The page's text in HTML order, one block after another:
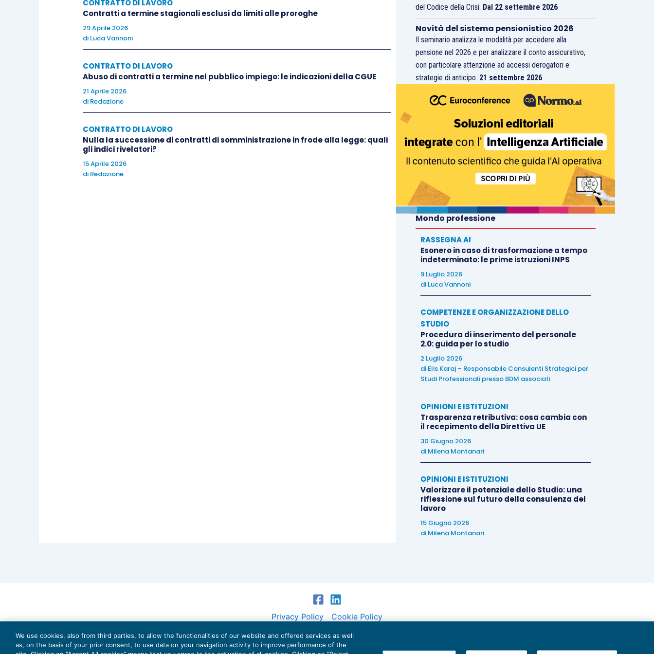
CONTRATTO DI LAVORO
Contratti a termine stagionali esclusi da limiti alle proroghe
29 Aprile 2026
di Luca Vannoni
CONTRATTO DI LAVORO
Abuso di contratti a termine nel pubblico impiego: le indicazioni della CGUE
21 Aprile 2026
di Redazione
CONTRATTO DI LAVORO
Nulla la successione di contratti di somministrazione in frode alla legge: quali
gli indici rivelatori?
15 Aprile 2026
di Redazione
del Codice della Crisi. Dal 22 settembre 2026
Novità del sistema pensionistico 2026
Il seminario analizza le modalità per accedere alla
pensione nel 2026 e per analizzare il conto assicurativo,
con particolare attenzione ad accessi derogatori e
strategie di anticipo. 21 settembre 2026
Mondo professione
RASSEGNA AI
Esonero in caso di trasformazione a tempo
indeterminato: le prime istruzioni INPS
9 Luglio 2026
di Luca Vannoni
COMPETENZE E ORGANIZZAZIONE DELLO
STUDIO
Procedura di inserimento del personale
2.0: guida per lo studio
2 Luglio 2026
di Elis Karaj – Responsabile Consulenti Strategici per
Studi Professionali presso BDM associati
OPINIONI E ISTITUZIONI
Trasparenza retributiva: cosa cambia con
il recepimento della Direttiva UE
30 Giugno 2026
di Milena Montanari
OPINIONI E ISTITUZIONI
Valorizzare il potenziale dello Studio: una
riflessione sul futuro della consulenza del
lavoro
15 Giugno 2026
di Milena Montanari
Privacy Policy Cookie Policy
Euroconference NEWS è una testata registrata al Tribunale di Milano Reg. n. 8556/2026
Direttore responsabile Sandro Cerato
We use cookies, also from third parties, to allow the functionalities of our website and offered services as well
as, on the basis of your prior consent, to use data on your navigation activity to improve performance of the